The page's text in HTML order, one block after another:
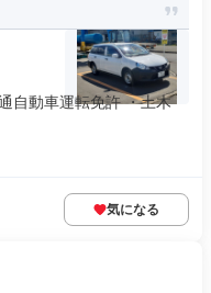
自動車運転免許 ・土木
気になる